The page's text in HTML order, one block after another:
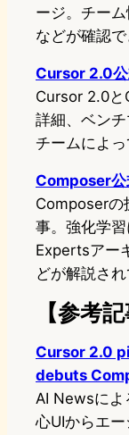
ージ。チー
などが確認で
Cursor 2.0
Cursor 2.0と
詳細、ベン
チームによっ
Composer公
Composerの
事。強化学
Expertsアー
どが解説され
【参考記
Cursor 2.0
debuts
AI Newsによ
心UIからエ